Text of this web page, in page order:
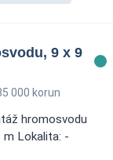
9 x 9
000 korun
hromosvodu
Lokalita: -